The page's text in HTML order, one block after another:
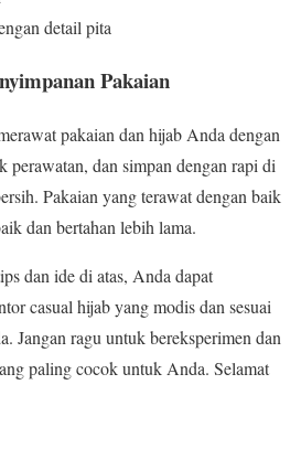
detail pita
Pakaian
pakaian dan hijab Anda dengan
perawatan, dan simpan dengan rapi di
Pakaian yang terawat dengan baik
dan bertahan lebih lama.
dan ide di atas, Anda dapat
casual hijab yang modis dan sesuai
Jangan ragu untuk bereksperimen dan
paling cocok untuk Anda. Selamat